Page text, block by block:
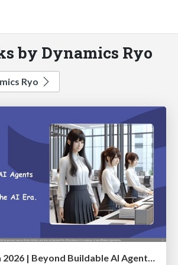
by Dynamics Ryo
Ryo
Directions Asia 2026 | Beyond Buildable AI Agents: Let’s Visualize Partner Value in the AI Era